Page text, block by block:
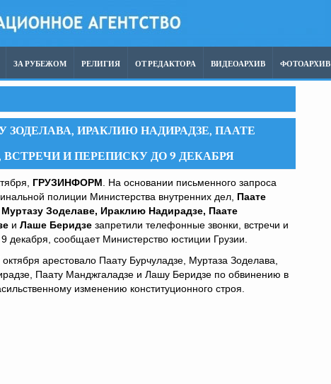
ЗА РУБЕЖОМ РЕЛИГИЯ ОТ РЕДАКТОРА ВИДЕОАРХИВ ФОТОАРХИВ
ЗОДЕЛАВА, ИРАКЛИЮ НАДИРАДЗЕ, ПААТЕ
И ПЕРЕПИСКУ ДО 9 ДЕКАБРЯ
ГРУЗИНФОРМ . На основании письменного запроса
полиции Министерства внутренних дел, Паате
Зоделаве, Ираклию Надирадзе, Паате
и Лаше Беридзе запретили телефонные звонки, встречи и
декабря, сообщает Министерство юстиции Грузии.
арестовало Паату Бурчуладзе, Муртаза Зоделава,
Паату Манджгаладзе и Лашу Беридзе по обвинению в
изменению конституционного строя.